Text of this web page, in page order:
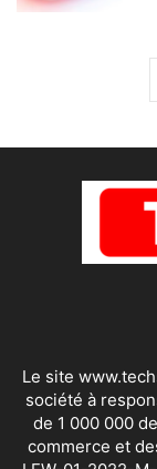
Le site
société à
de 1 000 000
commerce et